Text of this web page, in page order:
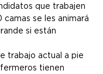
que trabajen
se les animará
si están
trabajo actual a pie
tienen